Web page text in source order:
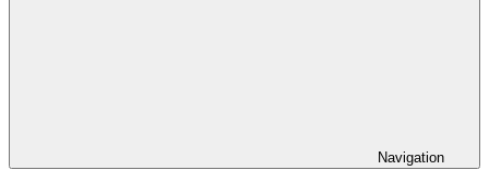
Navigation